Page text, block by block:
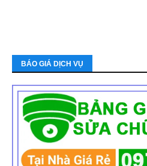
BÁO GIÁ DỊCH VỤ